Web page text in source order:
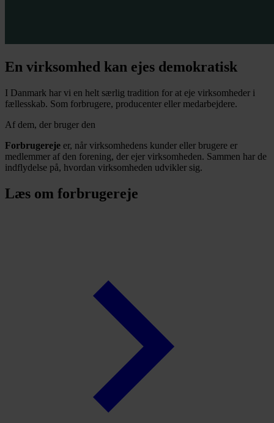
En virksomhed kan ejes demokratisk
I Danmark har vi en helt særlig tradition for at eje virksomheder i
fællesskab. Som forbrugere, producenter eller medarbejdere.
Af dem, der bruger den
Forbrugereje er, når virksomhedens kunder eller brugere er
medlemmer af den forening, der ejer virksomheden. Sammen har de
indflydelse på, hvordan virksomheden udvikler sig.
Læs om forbrugereje